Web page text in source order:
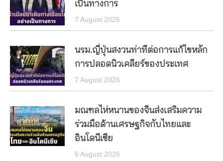
เป็นทางการ
7 August 2026
นรม.ญี่ปุ่นสงวนท่าทีต่อการแก้ไขหลัก
การปลอดนิวเคลียร์ของประเทศ
7 August 2026
มณฑลไห่หนานของจีนส่งเสริมความ
ร่วมมือด้านเศรษฐกิจกับไทยและ
อินโดนีเซีย
6 August 2026